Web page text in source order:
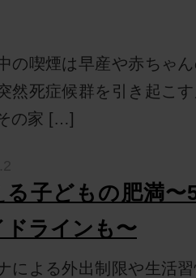
の喫煙は早産や赤ちゃ
然死症候群を引き起こ
の家 […]
る子どもの肥満〜
ドラインも〜
による外出制限や生活